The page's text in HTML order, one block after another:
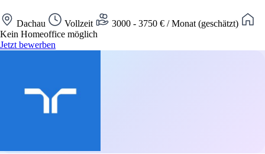
Dachau Vollzeit
3000 - 3750 € / Monat (geschätzt)
Kein Homeoffice möglich
Jetzt bewerben